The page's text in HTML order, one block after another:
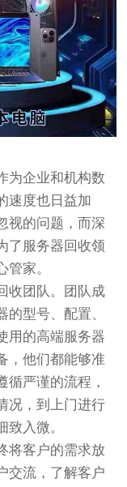
为企业和机构数
速度也日益加
视的问题，而深
了服务器回收领
家。
收团队。团队成
型号、配置、
用的高端服务器
，他们都能够准
循严谨的流程，
况，到上门进行
入微。
将客户的需求放
交流，了解客户